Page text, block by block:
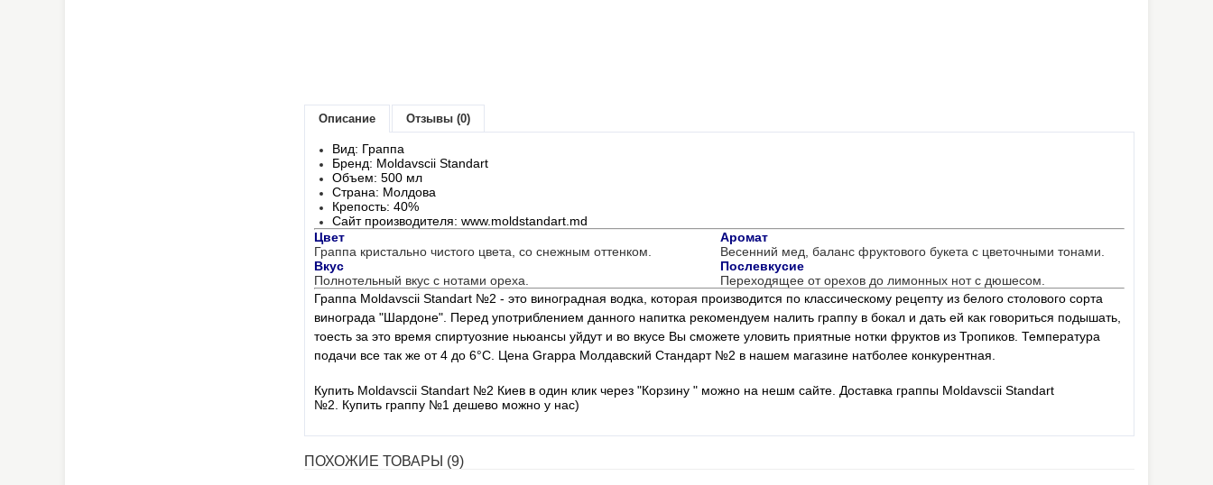
Описание Отзывы (0)
Вид: Граппа
Бренд: Moldavscii Standart
Объем: 500 мл
Страна: Молдова
Крепость: 40%
Сайт производителя: www.moldstandart.md
Цвет
Аромат
Граппа кристально чистого цвета, со снежным оттенком.
Весенний мед, баланс фруктового букета с цветочными тонами.
Вкус
Послевкусие
Полнотельный вкус с нотами ореха.
Переходящее от орехов до лимонных нот с дюшесом.
Граппа Moldavscii Standart №2 - это виноградная водка, которая производится по классическому рецепту из белого столового сорта
винограда "Шардоне". Перед употриблением данного напитка рекомендуем налить граппу в бокал и дать ей как говориться подышать,
тоесть за это время спиртуозние ньюансы уйдут и во вкусе Вы сможете уловить приятные нотки фруктов из Тропиков. Температура
подачи все так же от 4 до 6°C. Цена Grappa Молдавский Стандарт №2 в нашем магазине натболее конкурентная.
Купить Moldavscii Standart №2 Киев в один клик через "Корзину " можно на нешм сайте. Доставка граппы Moldavscii Standart
№2.
Купить граппу №1 дешево можно у нас)
ПОХОЖИЕ ТОВАРЫ (9)